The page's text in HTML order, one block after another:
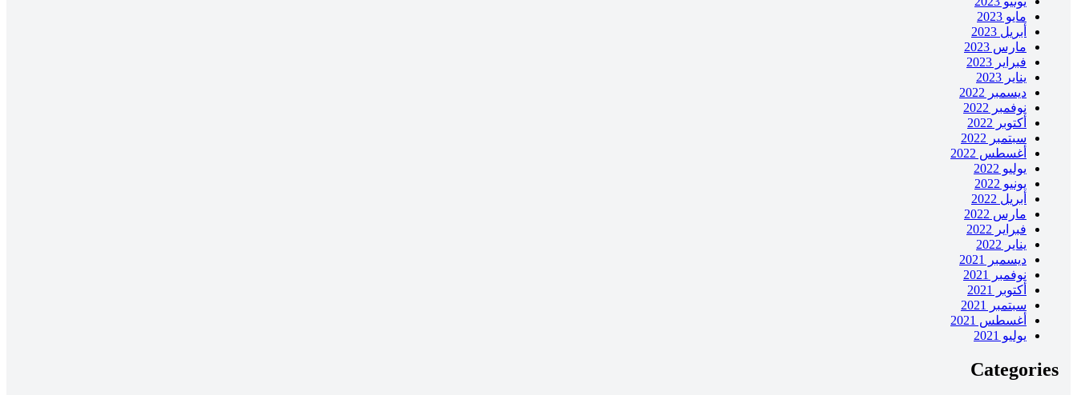
مايو 2023
أبريل 2023
مارس 2023
فبراير 2023
يناير 2023
ديسمبر 2022
نوفمبر 2022
أكتوبر 2022
سبتمبر 2022
أغسطس 2022
يوليو 2022
يونيو 2022
أبريل 2022
مارس 2022
فبراير 2022
يناير 2022
ديسمبر 2021
نوفمبر 2021
أكتوبر 2021
سبتمبر 2021
أغسطس 2021
يوليو 2021
Categories